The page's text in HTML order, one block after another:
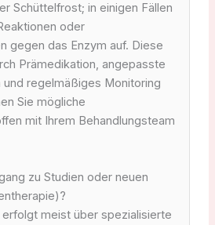
Schüttelfrost; in einigen Fällen
oder
gegen das Enzym auf. Diese
Prämedikation, angepasste
und regelmäßiges Monitoring
Sie mögliche
mit Ihrem Behandlungsteam
zu Studien oder neuen
erfolgt meist über spezialisierte